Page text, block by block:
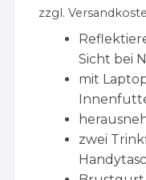
zzgl.
Sicht bei
mit
zwei